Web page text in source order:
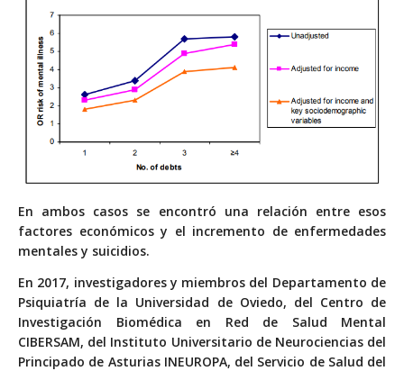
En ambos casos se encontró una relación entre esos
factores económicos y el incremento de enfermedades
mentales y suicidios.
En 2017, investigadores y miembros del Departamento de
Psiquiatría de la Universidad de Oviedo, del Centro de
Investigación Biomédica en Red de Salud Mental
CIBERSAM, del Instituto Universitario de Neurociencias del
Principado de Asturias INEUROPA, del Servicio de Salud del